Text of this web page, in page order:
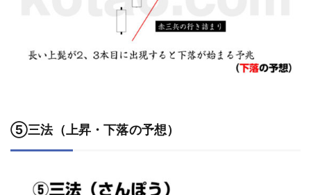
⑤三法（上昇・下落の予想）